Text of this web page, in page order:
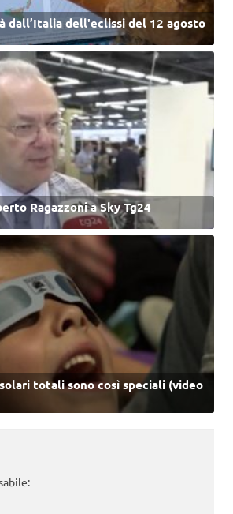
dall’Italia dell'eclissi del 12 agosto
Ragazzoni a Sky Tg24
totali sono così speciali (video